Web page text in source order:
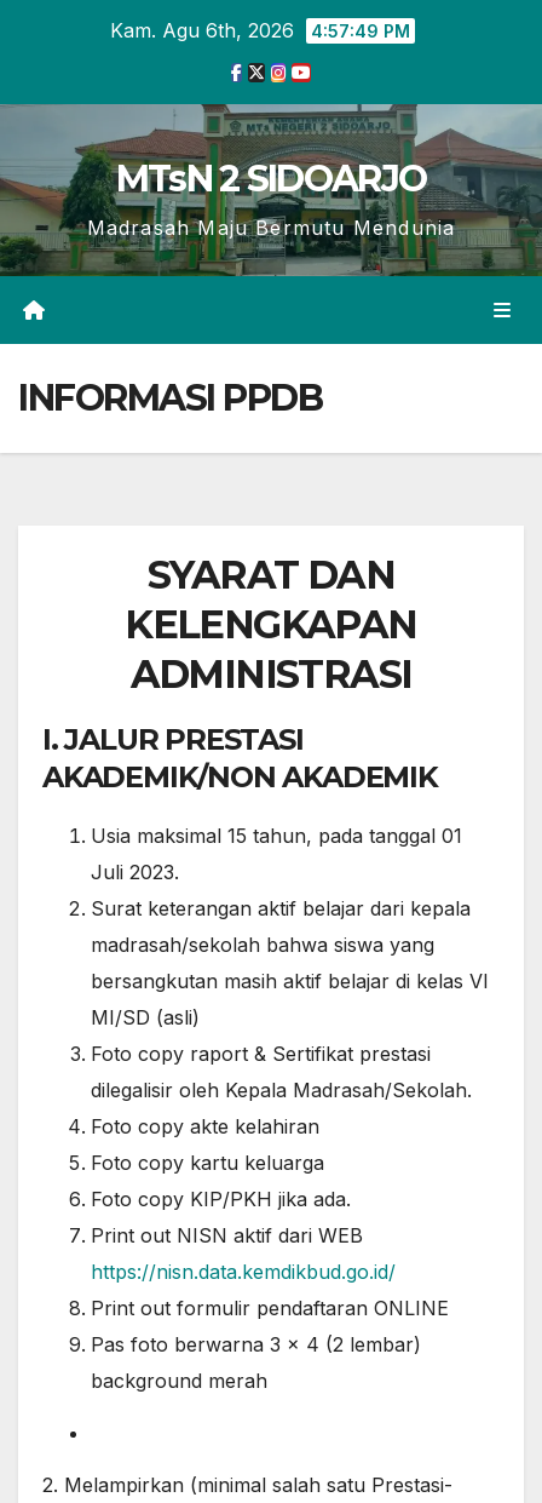
Kam. Agu 6th, 2026 4:57:49 PM
MTsN 2 SIDOARJO
Madrasah Maju Bermutu Mendunia
INFORMASI PPDB
SYARAT DAN
KELENGKAPAN
ADMINISTRASI
I. JALUR PRESTASI
AKADEMIK/NON AKADEMIK
Usia maksimal 15 tahun, pada tanggal 01
Juli 2023.
Surat keterangan aktif belajar dari kepala
madrasah/sekolah bahwa siswa yang
bersangkutan masih aktif belajar di kelas VI
MI/SD (asli)
Foto copy raport & Sertifikat prestasi
dilegalisir oleh Kepala Madrasah/Sekolah.
Foto copy akte kelahiran
Foto copy kartu keluarga
Foto copy KIP/PKH jika ada.
Print out NISN aktif dari WEB
https://nisn.data.kemdikbud.go.id/
Print out formulir pendaftaran ONLINE
Pas foto berwarna 3 x 4 (2 lembar)
background merah
2. Melampirkan (minimal salah satu Prestasi-